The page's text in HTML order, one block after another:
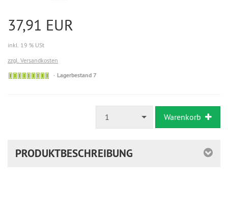
37,91 EUR
inkl. 19 % USt
zzgl. Versandkosten
Lagerbestand 7
1 Warenkorb
PRODUKTBESCHREIBUNG